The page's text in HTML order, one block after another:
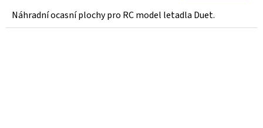
Náhradní ocasní plochy pro RC model letadla Duet.